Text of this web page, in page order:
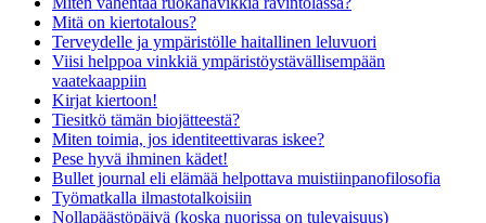
Mitä on kiertotalous?
Terveydelle ja ympäristölle haitallinen leluvuori
Viisi helppoa vinkkiä ympäristöystävällisempään
vaatekaappiin
Kirjat kiertoon!
Tiesitkö tämän biojätteestä?
Miten toimia, jos identiteettivaras iskee?
Pese hyvä ihminen kädet!
Bullet journal eli elämää helpottava muistiinpanofilosofia
Työmatkalla ilmastotalkoisiin
Nollapäästöpäivä (koska nuorissa on tulevaisuus)